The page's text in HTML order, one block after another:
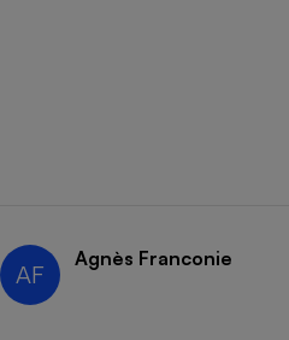
AF
Agnès Franconie